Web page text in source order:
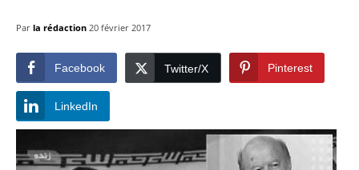
Par la rédaction 20 février 2017
Facebook Twitter/X Pinterest
LinkedIn